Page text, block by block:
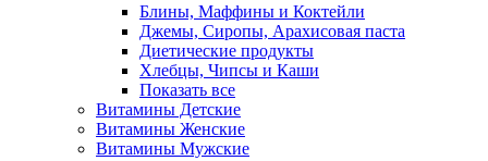
Блины, Маффины и Коктейли
Джемы, Сиропы, Арахисовая паста
Диетические продукты
Хлебцы, Чипсы и Каши
Показать все
Витамины Детские
Витамины Женские
Витамины Мужские